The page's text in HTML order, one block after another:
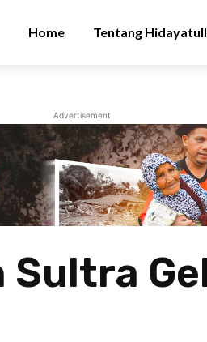
Home Tentang
Advertisement